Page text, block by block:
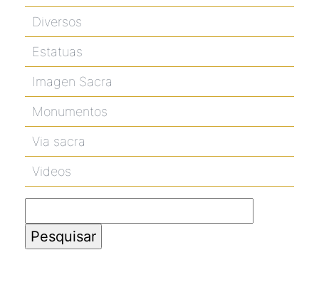
Diversos
Estatuas
Imagen Sacra
Monumentos
Via sacra
Videos
por: